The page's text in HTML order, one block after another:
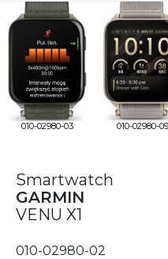
010-02980-03 010-02980-09
Smartwatch
GARMIN
VENU X1
010-02980-02